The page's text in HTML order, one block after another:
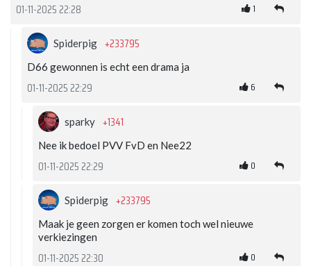
01-11-2025 22:28 1
Spiderpig +233795
D66 gewonnen is echt een drama ja
01-11-2025 22:29 6
sparky +1341
Nee ik bedoel PVV FvD en Nee22
01-11-2025 22:29 0
Spiderpig +233795
Maak je geen zorgen er komen toch wel nieuwe
verkiezingen
01-11-2025 22:30 0